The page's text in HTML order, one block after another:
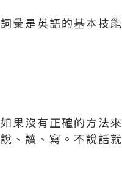
詞彙是英語的基本技
如果沒有正確的方法
說、讀、寫。不說話